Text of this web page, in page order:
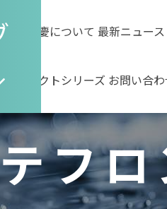
嵩慶について
慶につい
グリーン
最新ニュース
テフロン
関する知
最新のテ
テ
は
か
ダクトシリーズ
フトエア
クト
LT-
車排
お問い合
テフ